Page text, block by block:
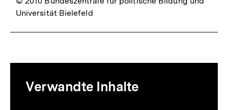
Universität Bielefeld
zur
Verwandte Inhalte